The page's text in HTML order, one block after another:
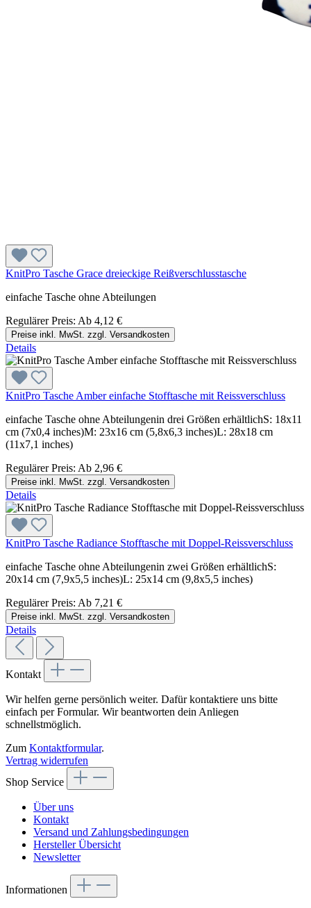
KnitPro Tasche Grace dreieckige Reißverschlusstasche
einfache Tasche ohne Abteilungen
Regulärer Preis: Ab 4,12 €
Preise inkl. MwSt. zzgl. Versandkosten
Details
KnitPro Tasche Amber einfache Stofftasche mit Reissverschluss
einfache Tasche ohne Abteilungenin drei Größen erhältlichS: 18x11
cm (7x0,4 inches)M: 23x16 cm (5,8x6,3 inches)L: 28x18 cm
(11x7,1 inches)
Regulärer Preis: Ab 2,96 €
Preise inkl. MwSt. zzgl. Versandkosten
Details
KnitPro Tasche Radiance Stofftasche mit Doppel-Reissverschluss
einfache Tasche ohne Abteilungenin zwei Größen erhältlichS:
20x14 cm (7,9x5,5 inches)L: 25x14 cm (9,8x5,5 inches)
Regulärer Preis: Ab 7,21 €
Preise inkl. MwSt. zzgl. Versandkosten
Details
Kontakt
Wir helfen gerne persönlich weiter. Dafür kontaktiere uns bitte
einfach per Formular. Wir beantworten dein Anliegen
schnellstmöglich.
Zum Kontaktformular.
Vertrag widerrufen
Shop Service
Über uns
Kontakt
Versand und Zahlungsbedingungen
Hersteller Übersicht
Newsletter
Informationen